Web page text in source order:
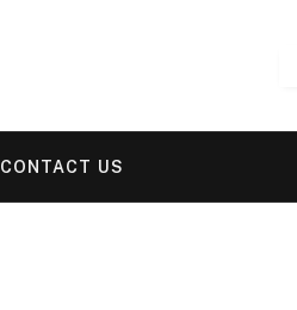
CONTACT US